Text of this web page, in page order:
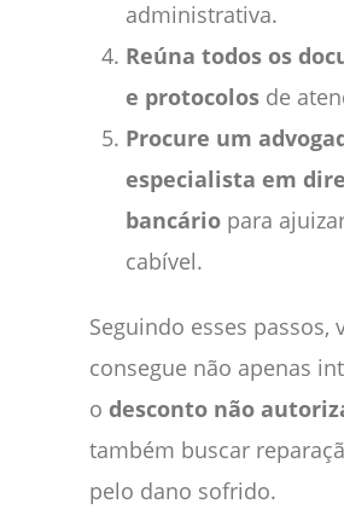
administrativa.
Reúna todos os
e protocolos de
Procure um
especialista em
bancário para
cabível.
Seguindo esses passos,
consegue não apenas
o desconto não
também buscar
pelo dano sofrido.